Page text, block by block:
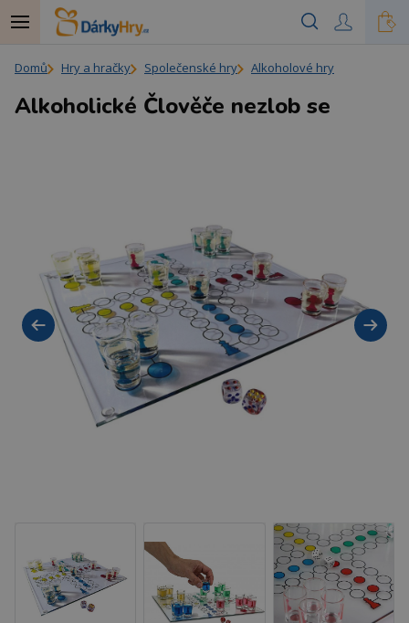
Domů Hry a hračky Společenské hry Alkoholové hry
Alkoholické Člověče nezlob se